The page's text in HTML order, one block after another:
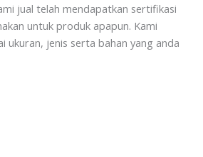
jual telah mendapatkan sertifikasi
untuk produk apapun. Kami
ukuran, jenis serta bahan yang anda